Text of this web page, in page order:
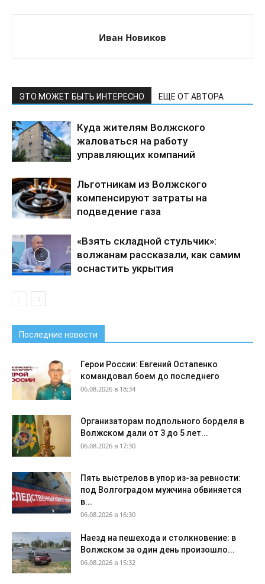
Иван Новиков
ЭТО МОЖЕТ БЫТЬ ИНТЕРЕСНО ЕЩЕ ОТ АВТОРА
Куда жителям Волжского
жаловаться на работу
управляющих компаний
Льготникам из Волжского
компенсируют затраты на
подведение газа
«Взять складной стульчик»:
волжанам рассказали, как самим
оснастить укрытия
Последние новости
Герои России: Евгений Остапенко
командовал боем до последнего
06.08.2026 в 18:34
Организаторам подпольного борделя в
Волжском дали от 3 до 5 лет...
06.08.2026 в 17:30
Пять выстрелов в упор из-за ревности:
под Волгоградом мужчина обвиняется
в...
06.08.2026 в 16:30
Наезд на пешехода и столкновение: в
Волжском за один день произошло...
06.08.2026 в 15:32